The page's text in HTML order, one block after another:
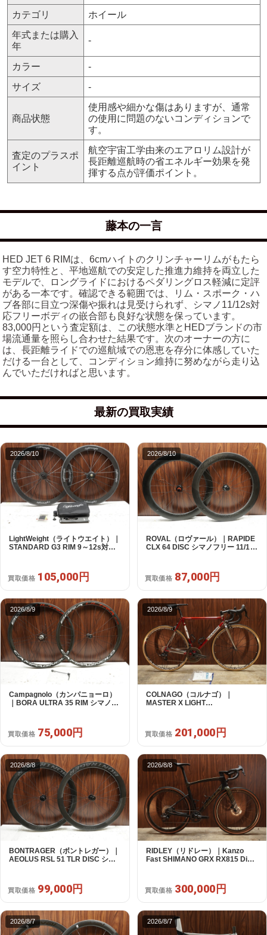
カテゴリ
ホイール
年式または購入
年
-
カラー
-
サイズ
-
商品状態
使用感や細かな傷はありますが、通常
の使用に問題のないコンディションで
す。
査定のプラスポ
イント
航空宇宙工学由来のエアロリム設計が
長距離巡航時の省エネルギー効果を発
揮する点が評価ポイント。
藤本の一言
HED JET 6 RIMは、6cmハイトのクリンチャーリムがもたら
す空力特性と、平地巡航での安定した推進力維持を両立した
モデルで、ロングライドにおけるペダリングロス軽減に定評
がある一本です。確認できる範囲では、リム・スポーク・ハ
ブ各部に目立つ深傷や振れは見受けられず、シマノ11/12s対
応フリーボディの嵌合部も良好な状態を保っています。
83,000円という査定額は、この状態水準とHEDブランドの市
場流通量を照らし合わせた結果です。次のオーナーの方に
は、長距離ライドでの巡航域での恩恵を存分に体感していた
だける一台として、コンディション維持に努めながら走り込
んでいただければと思います。
最新の買取実績
2026/8/10
LightWeight（ライトウエイト）｜
STANDARD G3 RIM 9～12s対応
買取価格 105,000円
2026/8/10
ROVAL（ロヴァール）｜RAPIDE
CLX 64 DISC シマノフリー 11/12s
買取価格 87,000円
2026/8/9
Campagnolo（カンパニョーロ）
｜BORA ULTRA 35 RIM シマノフ
買取価格 75,000円
2026/8/9
COLNAGO（コルナゴ）｜
MASTER X LIGHT
年｜美品｜買取金額 201,000円
買取価格 201,000円
2026/8/8
BONTRAGER（ボントレガー）｜
AEOLUS RSL 51 TLR DISC シマ
買取価格 99,000円
2026/8/8
RIDLEY（リドレー）｜Kanzo
Fast SHIMANO GRX RX815 Di2
買取価格 300,000円
2026/8/7 2026/8/7